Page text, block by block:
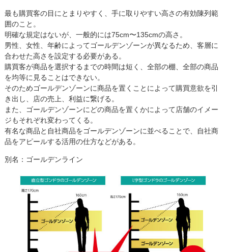
最も購買客の目にとまりやすく、手に取りやすい高さの有効陳列範
囲のこと。
明確な規定はないが、一般的には75cm〜135cmの高さ。
男性、女性、年齢によってゴールデンゾーンが異なるため、客層に
合わせた高さを設定する必要がある。
購買客が商品を選択するまでの時間は短く、全部の棚、全部の商品
を均等に見ることはできない。
そのためゴールデンゾーンに商品を置くことによって購買意欲を引
き出し、店の売上、利益に繋げる。
また、ゴールデンゾーンにどの商品を置くかによって店舗のイメー
ジもそれぞれ変わってくる。
有名な商品と自社商品をゴールデンゾーンに並べることで、自社商
品をアピールする活用の仕方などがある。
別名：ゴールデンライン